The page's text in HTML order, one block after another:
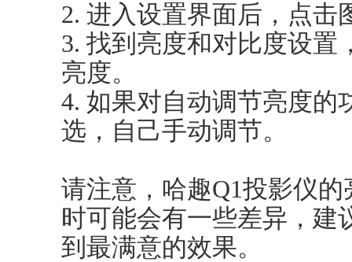
2. 进入设置界面后，点击
3. 找到亮度和对比度设置
亮度。
4. 如果对自动调节亮度的
选，自己手动调节。
请注意，哈趣Q1投影仪
时可能会有一些差异，建
到最满意的效果。